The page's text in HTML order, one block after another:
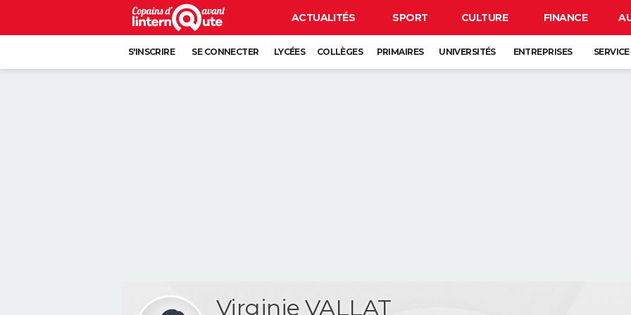
ACTUALITÉS SPORT CULTURE FINANCE
S'INSCRIRE SE CONNECTER LYCÉES COLLÈGES PRIMAIRES UNIVERSITÉS ENTREPRISES
Virginie VALLAT